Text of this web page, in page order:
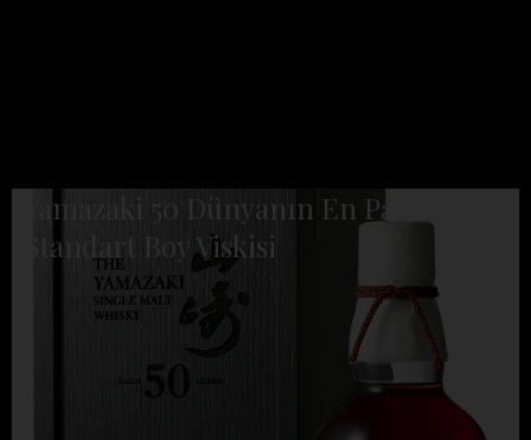
Yamazaki 50 Dünyanın En Pahalı
Standart Boy Viskisi